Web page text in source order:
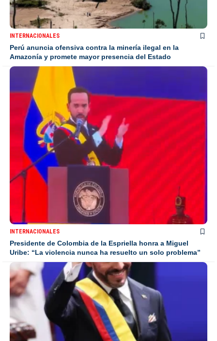
INTERNACIONALES
Perú anuncia ofensiva contra la minería ilegal en la
Amazonía y promete mayor presencia del Estado
INTERNACIONALES
Presidente de Colombia de la Espriella honra a Miguel
Uribe: “La violencia nunca ha resuelto un solo problema”